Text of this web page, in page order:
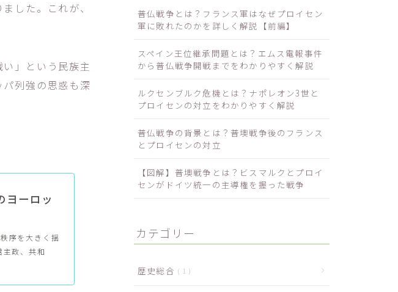
した。これが、
」という民族主
列強の思惑も深
ヨーロッ
序を大きく揺
政、共和
普仏戦争とは？フランス軍はなぜプロイセン
軍に敗れたのかを詳しく解説【前編】
スペイン王位継承問題とは？エムス電報事件
から普仏戦争開戦までをわかりやすく解説
ルクセンブルク危機とは？ナポレオン3世と
プロイセンの対立をわかりやすく解説
普仏戦争の背景とは？普墺戦争後のフランス
とプロイセンの対立
【図解】普墺戦争とは？ビスマルクとプロイ
センがドイツ統一の主導権を握った戦争
カテゴリー
歴史総合 1